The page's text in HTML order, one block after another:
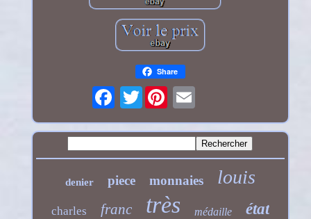
Share
Twitter
denier piece monnaies louis
charles franc très médaille état